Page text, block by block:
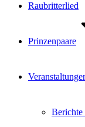
Raubritterlied
Prinzenpaare
Berichte